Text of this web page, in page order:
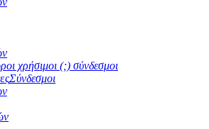
χρήσιμοι (;) σύνδεσμοι
Σύνδεσμοι